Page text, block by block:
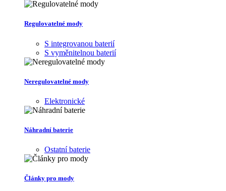
Regulovatelné mody
S integrovanou baterií
S vyměnitelnou baterií
Neregulovatelné mody
Elektronické
Náhradní baterie
Ostatní baterie
Články pro mody